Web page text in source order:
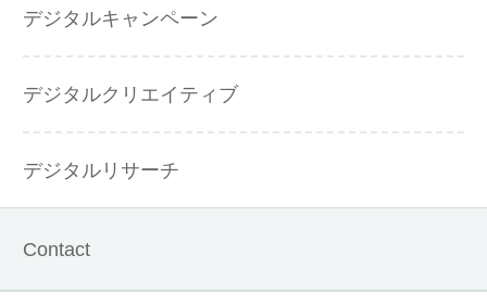
デジタルキャンペーン
デジタルクリエイティブ
デジタルリサーチ
Contact